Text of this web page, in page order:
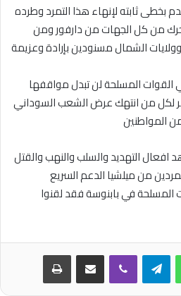
بخطى ثابته لإنهاء هذا التمرد وطرده
من كل الجهات من دارفور ومن
الشمال مسنودين بإرادة وعزيمة
المسلحة لن تبدل مواقفها
لكل من انتهك عرض الشعب السوداني
المواطنين
التهديد والسلب والنهب والقتل
من ميلشيا الدعم السريع
المسلحة في بابنوسة فقد لقنوا
واتساب تيلقرام ڤايبر مشاركة عبر البريد طباعة